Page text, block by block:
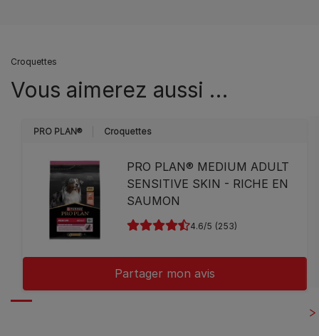
Croquettes
Vous aimerez aussi …
PRO PLAN® Croquettes
PRO PLAN® MEDIUM ADULT
SENSITIVE SKIN - RICHE EN
SAUMON
4.6 (253)
Partager mon avis